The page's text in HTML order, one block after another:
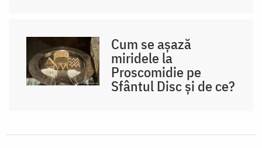
Cum se așază
miridele la
Proscomidie pe
Sfântul Disc și de ce?